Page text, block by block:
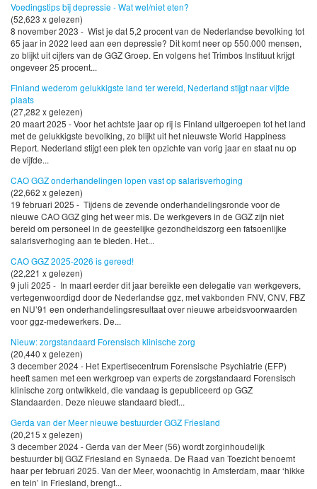
Voedingstips bij depressie - Wat wel/niet eten?
(52,623 x gelezen)
8 november 2023 - Wist je dat 5,2 procent van de Nederlandse bevolking tot
65 jaar in 2022 leed aan een depressie? Dit komt neer op 550.000 mensen,
zo blijkt uit cijfers van de GGZ Groep. En volgens het Trimbos Instituut krijgt
ongeveer 25 procent...
Finland wederom gelukkigste land ter wereld, Nederland stijgt naar vijfde
plaats
(27,282 x gelezen)
20 maart 2025 - Voor het achtste jaar op rij is Finland uitgeroepen tot het land
met de gelukkigste bevolking, zo blijkt uit het nieuwste World Happiness
Report. Nederland stijgt een plek ten opzichte van vorig jaar en staat nu op
de vijfde...
CAO GGZ onderhandelingen lopen vast op salarisverhoging
(22,662 x gelezen)
19 februari 2025 - Tijdens de zevende onderhandelingsronde voor de
nieuwe CAO GGZ ging het weer mis. De werkgevers in de GGZ zijn niet
bereid om personeel in de geestelijke gezondheidszorg een fatsoenlijke
salarisverhoging aan te bieden. Het...
CAO GGZ 2025-2026 is gereed!
(22,221 x gelezen)
9 juli 2025 - In maart eerder dit jaar bereikte een delegatie van werkgevers,
vertegenwoordigd door de Nederlandse ggz, met vakbonden FNV, CNV, FBZ
en NU’91 een onderhandelingsresultaat over nieuwe arbeidsvoorwaarden
voor ggz-medewerkers. De...
Nieuw: zorgstandaard Forensisch klinische zorg
(20,440 x gelezen)
3 december 2024 - Het Expertisecentrum Forensische Psychiatrie (EFP)
heeft samen met een werkgroep van experts de zorgstandaard Forensisch
klinische zorg ontwikkeld, die vandaag is gepubliceerd op GGZ
Standaarden. Deze nieuwe standaard biedt...
Gerda van der Meer nieuwe bestuurder GGZ Friesland
(20,215 x gelezen)
3 december 2024 - Gerda van der Meer (56) wordt zorginhoudelijk
bestuurder bij GGZ Friesland en Synaeda. De Raad van Toezicht benoemt
haar per februari 2025. Van der Meer, woonachtig in Amsterdam, maar ‘hikke
en tein’ in Friesland, brengt...